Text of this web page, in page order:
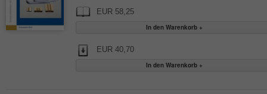
EUR 58,25
EUR 40,70